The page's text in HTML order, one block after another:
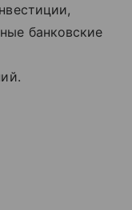
банковские